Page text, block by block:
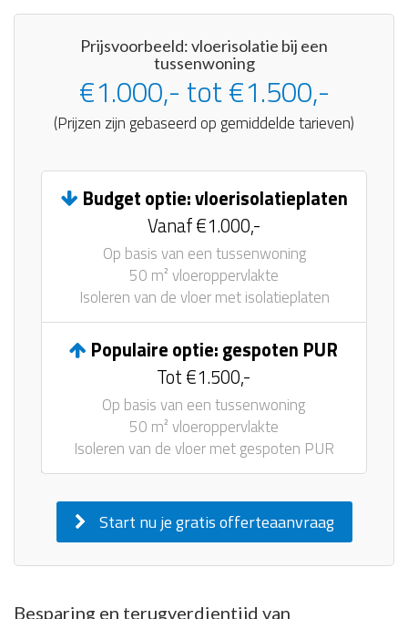
Prijsvoorbeeld: vloerisolatie bij een
tussenwoning
€1.000,- tot €1.500,-
(Prijzen zijn gebaseerd op gemiddelde tarieven)
Budget optie: vloerisolatieplaten
Vanaf €1.000,-
Op basis van een tussenwoning
50 m² vloeroppervlakte
Isoleren van de vloer met isolatieplaten
Populaire optie: gespoten PUR
Tot €1.500,-
Op basis van een tussenwoning
50 m² vloeroppervlakte
Isoleren van de vloer met gespoten PUR
Start nu je gratis offerteaanvraag
Besparing en terugverdientijd van